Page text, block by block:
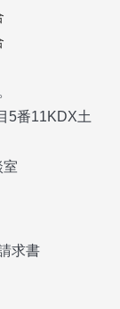
5番11KDX土
求書